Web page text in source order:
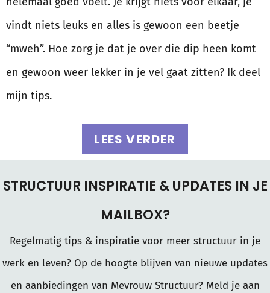
vindt niets leuks en alles is gewoon een beetje
“mweh”. Hoe zorg je dat je over die dip heen komt
en gewoon weer lekker in je vel gaat zitten? Ik deel
mijn tips.
LEES VERDER
STRUCTUUR INSPIRATIE & UPDATES IN JE
MAILBOX?
Regelmatig tips & inspiratie voor meer structuur in je
werk en leven? Op de hoogte blijven van nieuwe updates
en aanbiedingen van Mevrouw Structuur? Meld je aan